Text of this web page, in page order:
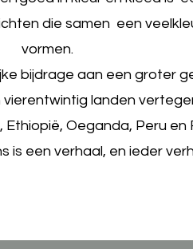
die samen een
vormen.
bijdrage aan een groter
vierentwintig landen
Oeganda, Peru en
is een verhaal, en ieder